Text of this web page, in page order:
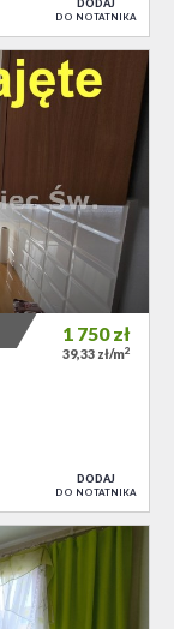
DODAJ
DO NOTATNIKA
1 750zł
39,33 zł/m2
DODAJ
DO NOTATNIKA